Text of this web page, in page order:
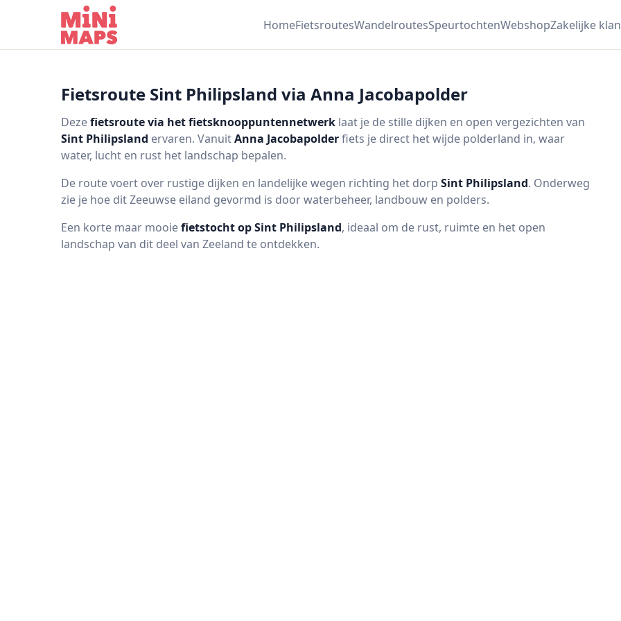
Ga naar inhoud
HomeFietsroutesWandelroutesSpeurtochtenWebshopZakelijke
Fietsroute Sint Philipsland via Anna Jacobapolder
Dezefietsroute via het fietsknooppuntennetwerk laat je de stille dijken en open vergezichten van
Sint Philipsland ervaren. VanuitAnna Jacobapolderfiets je direct het wijde polderland in, waar
water, lucht en rust het landschap bepalen.
De route voert over rustige dijken en landelijke wegen richting het dorp Sint Philipsland. Onderweg
zie je hoe dit Zeeuwse eiland gevormd is door waterbeheer, landbouw en polders.
Een korte maar mooiefietstocht op Sint Philipsland, ideaal om de rust, ruimte en het open
landschap van dit deel van Zeeland te ontdekken.